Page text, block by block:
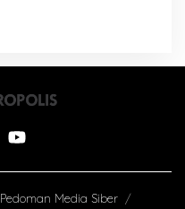
Pedoman Media Siber